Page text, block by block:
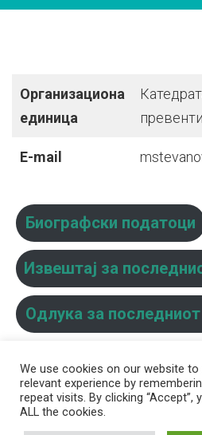
Организациона
единица
E-mail
Биографски податоци
Извештај за
Одлука за
We use cookies on our website
relevant experience by
repeat visits. By clicking
ALL the cookies.
© 2026 Стоматолошки факултет –